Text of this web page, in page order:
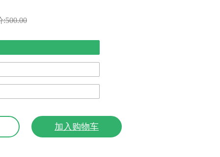
:500.00
加入购物车